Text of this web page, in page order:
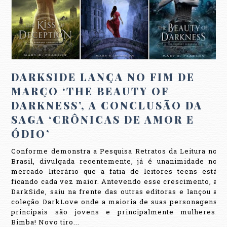
DARKSIDE LANÇA NO FIM DE
MARÇO ‘THE BEAUTY OF
DARKNESS’, A CONCLUSÃO DA
SAGA ‘CRÔNICAS DE AMOR E
ÓDIO’
Conforme demonstra a Pesquisa Retratos da Leitura no
Brasil, divulgada recentemente, já é unanimidade no
mercado literário que a fatia de leitores teens está
ficando cada vez maior. Antevendo esse crescimento, a
DarkSide, saiu na frente das outras editoras e lançou a
coleção DarkLove onde a maioria de suas personagens
principais são jovens e principalmente mulheres.
Bimba! Novo tiro...